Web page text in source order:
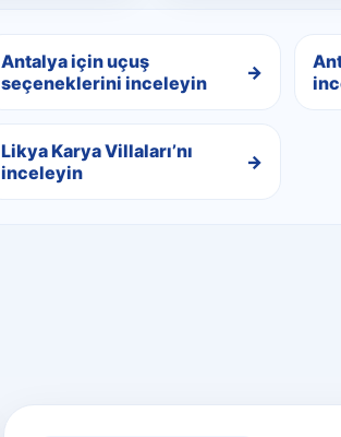
Antalya için uçuş
seçeneklerini inceleyin
Likya Karya Villaları’nı
inceleyin